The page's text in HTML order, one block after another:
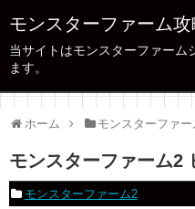
モンスターファーム
当サイトはモンスターファーム
ます。
ホーム モンスターファー
モンスターファーム2
モンスターファーム2